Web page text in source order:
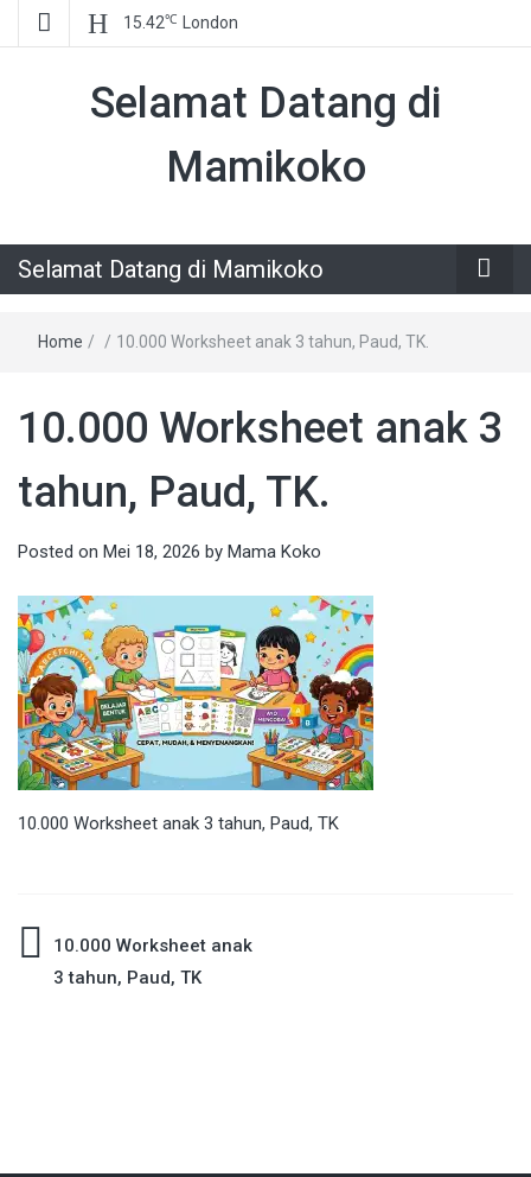
15.42℃ London
Selamat Datang di
Mamikoko
Selamat Datang di Mamikoko
Home / / 10.000 Worksheet anak 3 tahun, Paud, TK.
10.000 Worksheet anak 3
tahun, Paud, TK.
Posted on Mei 18, 2026 by Mama Koko
10.000 Worksheet anak 3 tahun, Paud, TK
Navigasi
10.000 Worksheet anak
3 tahun, Paud, TK